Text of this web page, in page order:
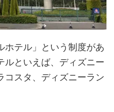
ホテル」という制度があ
ルといえば、ディズニー
コスタ、ディズニーラン